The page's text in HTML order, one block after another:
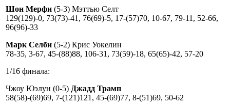
Шон Мерфи (5-3) Мэттью Селт
129(129)-0, 73(73)-41, 76(69)-5, 17-(57)70, 10-67, 79-11, 52-66,
96(96)-33
Марк Селби (5-2) Крис Уокелин
78-35, 3-67, 45-(88)88, 106-31, 73(59)-18, 65(65)-42, 57-20
1/16 финала:
Чжоу Юэлун (0-5) Джадд Трамп
58(58)-(69)69, 7-(121)121, 45-(69)77, 8-(51)69, 50-62